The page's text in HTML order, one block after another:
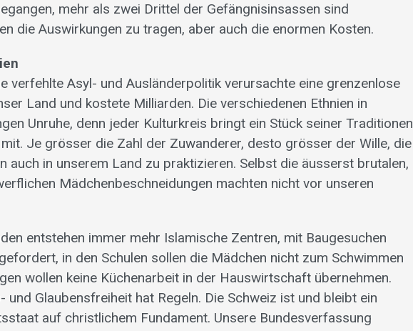
mehr als zwei Drittel der Gefängnisinsassen sind
die Auswirkungen zu tragen, aber auch die enormen Kosten.
verfehlte Asyl- und Ausländerpolitik verursachte eine grenzenlose
Land und kostete Milliarden. Die verschiedenen Ethnien in
Unruhe, denn jeder Kulturkreis bringt ein Stück seiner Traditionen
Je grösser die Zahl der Zuwanderer, desto grösser der Wille, die
auch in unserem Land zu praktizieren. Selbst die äusserst brutalen,
Mädchenbeschneidungen machten nicht vor unseren
entstehen immer mehr Islamische Zentren, mit Baugesuchen
in den Schulen sollen die Mädchen nicht zum Schwimmen
wollen keine Küchenarbeit in der Hauswirtschaft übernehmen.
und Glaubensfreiheit hat Regeln. Die Schweiz ist und bleibt ein
auf christlichem Fundament. Unsere Bundesverfassung